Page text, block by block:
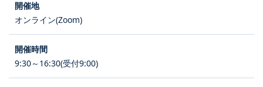
オンライン(Zoom)
9:30～16:30(受付9:00)